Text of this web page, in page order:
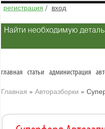
регистрация / вход
Найти необходимую деталь
главная статьи администрация
Главная » Авторазборки »